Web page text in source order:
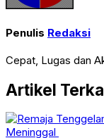
Penulis Redaksi
Cepat, Lugas dan
Artikel